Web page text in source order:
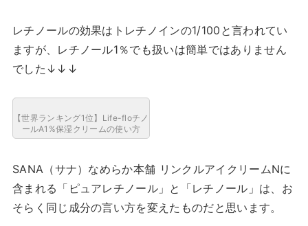
レチノールの効果はトレチノインの1/100と言われてい
ますが、レチノール1％でも扱いは簡単ではありません
でした↓↓↓
【世界ランキング1位】Life-floチノ
ールA1%保湿クリームの使い方
SANA（サナ）なめらか本舗 リンクルアイクリームNに
含まれる「ピュアレチノール」と「レチノール」は、お
そらく同じ成分の言い方を変えたものだと思います。